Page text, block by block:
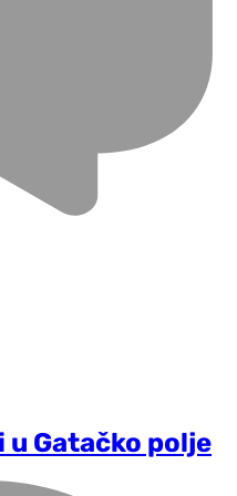
u Gatačko polje